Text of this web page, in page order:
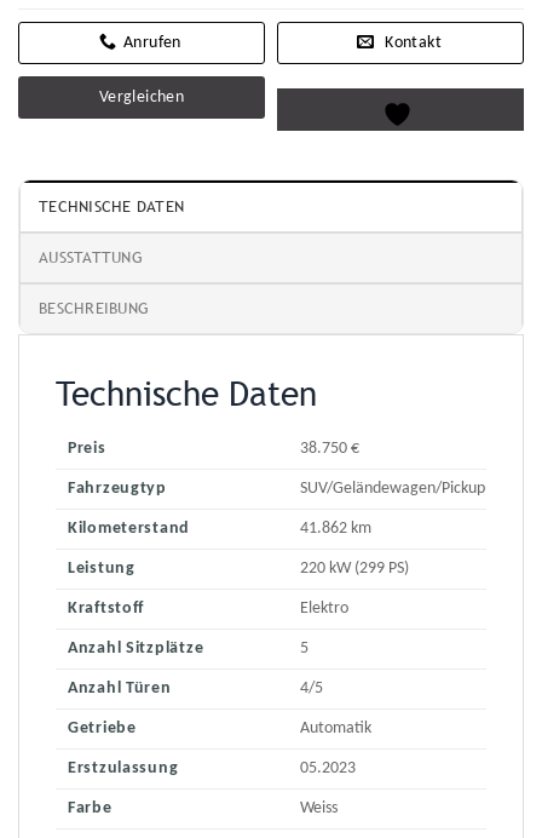
Kontakt
Vergleichen
TECHNISCHE DATEN
AUSSTATTUNG
BESCHREIBUNG
Technische Daten
Preis 38.750 €
Fahrzeugtyp SUV/Geländewagen/Pickup
Kilometerstand 41.862 km
Leistung 220 kW (299 PS)
Kraftstoff Elektro
Anzahl Sitzplätze 5
Anzahl Türen 4/5
Getriebe Automatik
Erstzulassung 05.2023
Farbe Weiss